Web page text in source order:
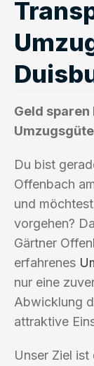
Geld
Du bist
Offenbach
und
vorgehen?
Gärtner
erfahrenes
nur eine
Abwicklung
attraktive
Unser Ziel